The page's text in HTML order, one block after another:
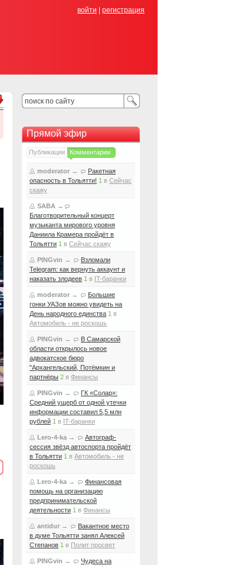
войти регистрация
Прямой эфир
Публикации Комментарии
moderator →
Ракетная
опасность в Тольятти! 1 в Сейчас
скажу
SABA →
Благотворительный концерт
музыканта мирового уровня
Даниила Крамера пройдёт в
Тольятти 1 в Сейчас скажу
PINGvin →
Взломали
Telegram: как вернуть аккаунт и
наказать злодеев 1 в IT-баранки
moderator →
Большие
гонки УАЗов можно увидеть на
День народного единства 1 в
Автомобиль - не роскошь
PINGvin →
В Самарской
области открылось новое
адвокатское бюро
"Архангельский, Потёмкин и
партнёры 2 в Финансы
PINGvin →
ГК «Солар»:
Средний ущерб от одной утечки
информации составил 5,5 млн
рублей 1 в IT-баранки
Lero-4-ka →
Автограф-
сессия звёзд автоспорта пройдёт
в Тольятти 1 в Автомобиль - не
роскошь
Lero-4-ka →
Финансовая
помощь на организацию
предпринимательской
деятельности 1 в Финансы
antidur →
Вакантное место
в думе Тольятти занял Алексей
Степанов 1 в Полит просвет
PINGvin →
Чудеса на